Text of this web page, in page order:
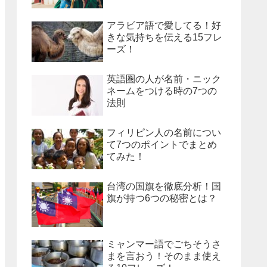
アラビア語で愛してる！好
きな気持ちを伝える15フレ
ーズ！
英語圏の人が名前・ニック
ネームをつける時の7つの
法則
フィリピン人の名前につい
て7つのポイントでまとめ
てみた！
台湾の国旗を徹底分析！国
旗が持つ6つの秘密とは？
ミャンマー語でごちそうさ
まを言おう！そのまま使え